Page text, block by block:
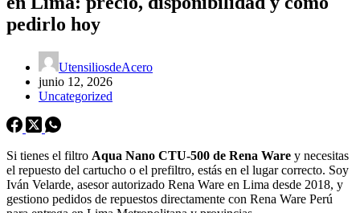
pedirlo hoy
UtensiliosdeAcero
junio 12, 2026
Uncategorized
Si tienes el filtro Aqua Nano CTU-500 de Rena Ware y necesitas
el repuesto del cartucho o el prefiltro, estás en el lugar correcto. Soy
Iván Velarde, asesor autorizado Rena Ware en Lima desde 2018, y
gestiono pedidos de repuestos directamente con Rena Ware Perú